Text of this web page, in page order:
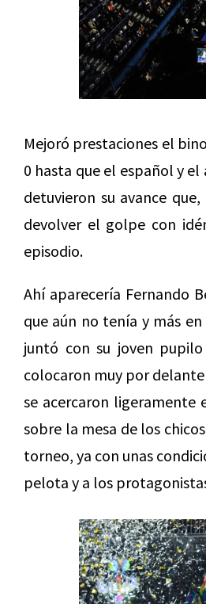
Mejoró prestaciones el
0 hasta que el español y
detuvieron su avance
devolver el golpe con
episodio.
Ahí aparecería Fernando
que aún no tenía y más
juntó con su joven
colocaron muy por
se acercaron ligeramente
sobre la mesa de los
torneo, ya con unas
pelota y a los